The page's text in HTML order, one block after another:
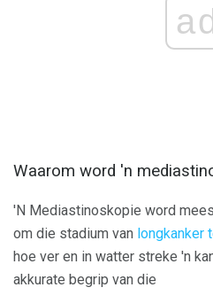
Waarom word 'n
'N Mediastinoskopie word
om die stadium van longkanker
hoe ver en in watter streke 'n
akkurate begrip van die